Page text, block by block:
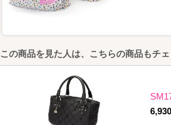
この商品を見た人は、こちらの商品もチェ